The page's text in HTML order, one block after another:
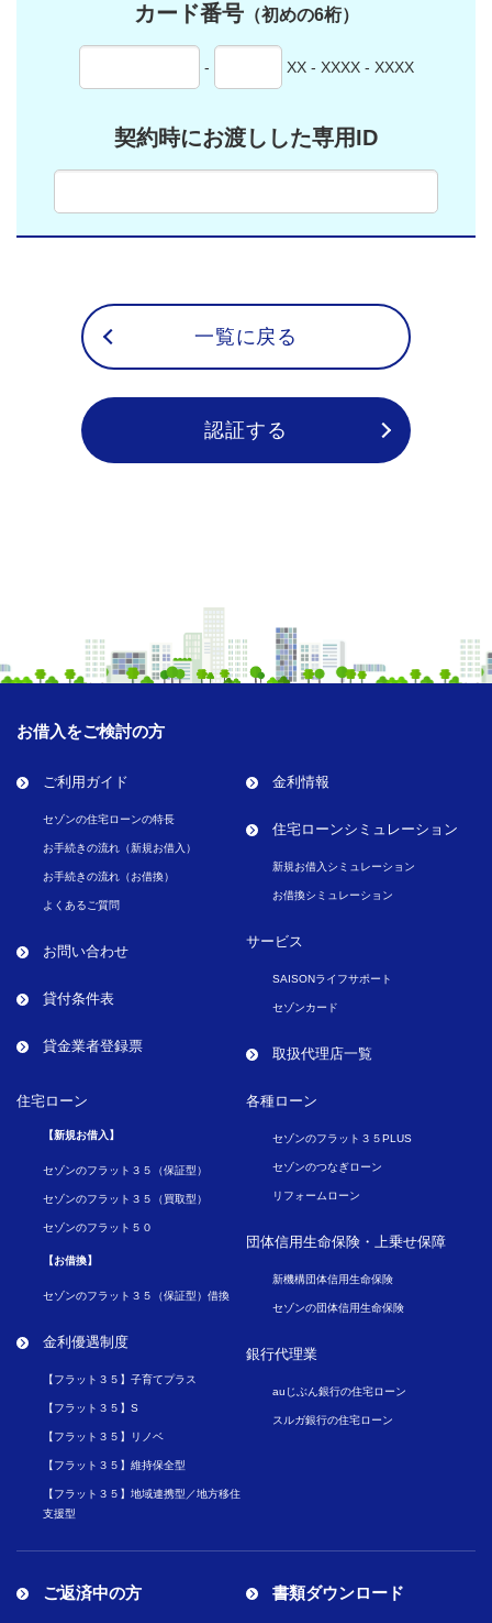
カード番号（初めの6桁）
- XX - XXXX - XXXX
契約時にお渡しした専用ID
一覧に戻る
認証する
お借入をご検討の方
ご利用ガイド
セゾンの住宅ローンの特長
お手続きの流れ（新規お借入）
お手続きの流れ（お借換）
よくあるご質問
お問い合わせ
貸付条件表
貸金業者登録票
金利情報
住宅ローンシミュレーション
新規お借入シミュレーション
お借換シミュレーション
サービス
SAISONライフサポート
セゾンカード
取扱代理店一覧
住宅ローン
【新規お借入】
セゾンのフラット３５（保証型）
セゾンのフラット３５（買取型）
セゾンのフラット５０
【お借換】
セゾンのフラット３５（保証型）借換
金利優遇制度
【フラット３５】子育てプラス
【フラット３５】S
【フラット３５】リノベ
【フラット３５】維持保全型
【フラット３５】地域連携型／地方移住
支援型
各種ローン
セゾンのフラット３５PLUS
セゾンのつなぎローン
リフォームローン
団体信用生命保険・ 上乗せ保障
新機構団体信用生命保険
セゾンの団体信用生命保険
銀行代理業
auじぶん銀行の住宅ローン
スルガ銀行の住宅ローン
ご返済中の方 書類ダウンロード